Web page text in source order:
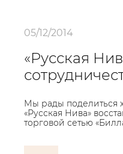
05/12/2014
«Русская
Мы рады поделиться
«Русская Нива»
торговой сетью